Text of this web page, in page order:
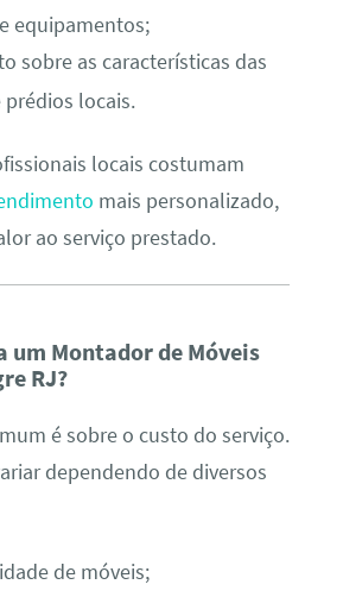
equipamentos;
sobre as características das
prédios locais.
locais costumam
mais personalizado,
ao serviço prestado.
um Montador de Móveis
RJ?
é sobre o custo do serviço.
dependendo de diversos
de móveis;